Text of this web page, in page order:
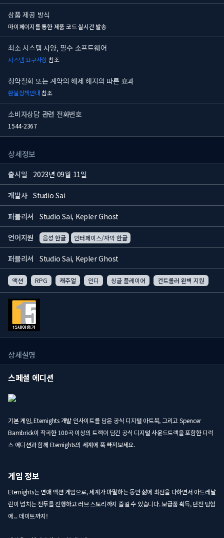
상품 제공 방식
마이페이지를 통한 제품 코드 실시간 발송
최소 시스템 사양, 필수 소프트웨어
시스템 요구사항참조
청약철회 또는 계약의 해제 해지의 따른 효과
환불정책안내참조
소비자상담 관련 전화번호
1544-2367
상세정보
출시일 2023년 09월 11일
개발사 Studio Sai
퍼블리셔 Studio Sai, Kepler Ghost
언어지원 음성 한글 인터페이스/자막 한글
퍼블리셔 Studio Sai, Kepler Ghost
액션 RPG 캐주얼 인디 싱글 플레이어 컨트롤러 완벽 지원
상세설명
스페셜 에디션
기본 게임, Eternights 개발 인사이트를 담은 공식 디지털 아트북, 그리고 Spencer
Bambrick이 작곡한 100곡 이상의 트랙이 담긴 공식 디지털 사운드트랙을 포함한 디럭
스 에디션과 함께 Eternights의 세계에 푹 빠져보세요.
게임 정보
Eternights는 연애 액션 게임으로, 세계가 파멸하는 동안 삶에 최선을 다하면서 아드레날
린이 넘치는 전투를 진행하고 러브 스토리까지 즐길 수 있습니다. 보급품 획득, 던전 탐험
에... 데이트까지!